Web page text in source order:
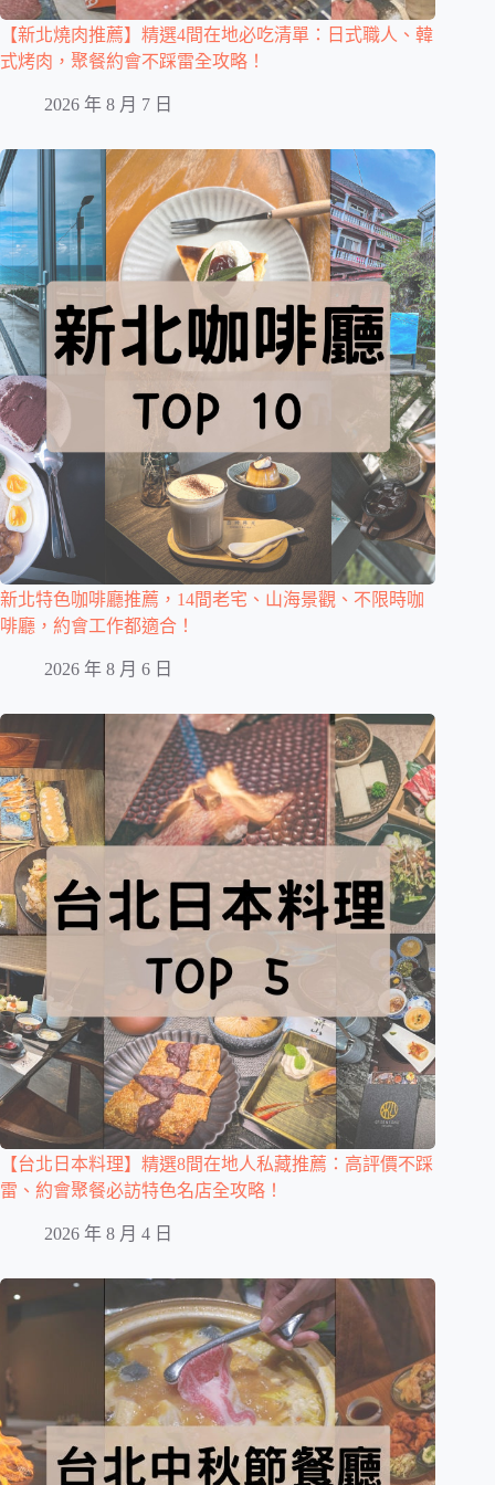
【新北燒肉推薦】精選4間在地必吃清單：日式職人、韓
式烤肉，聚餐約會不踩雷全攻略！
2026 年 8 月 7 日
新北特色咖啡廳推薦，14間老宅、山海景觀、不限時咖
啡廳，約會工作都適合！
2026 年 8 月 6 日
【台北日本料理】精選8間在地人私藏推薦：高評價不踩
雷、約會聚餐必訪特色名店全攻略！
2026 年 8 月 4 日